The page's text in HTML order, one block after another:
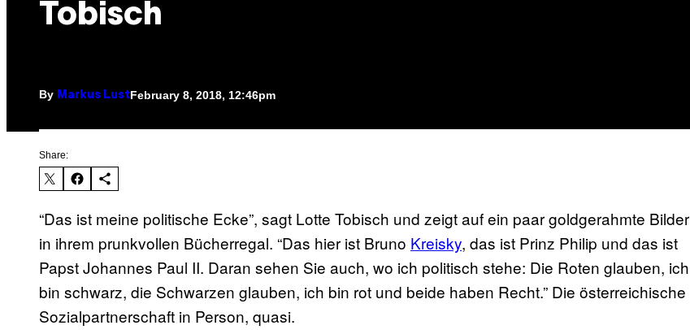
Tobisch
By Markus LustFebruary 8, 2018, 12:46pm
Share:
“Das ist meine politische Ecke”, sagt Lotte Tobisch und zeigt auf ein paar goldgerahmte Bilder
in ihrem prunkvollen Bücherregal. “Das hier ist Bruno Kreisky, das ist Prinz Philip und das ist
Papst Johannes Paul II. Daran sehen Sie auch, wo ich politisch stehe: Die Roten glauben, ich
bin schwarz, die Schwarzen glauben, ich bin rot und beide haben Recht.” Die österreichische
Sozialpartnerschaft in Person, quasi.